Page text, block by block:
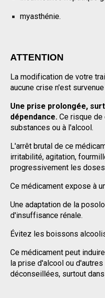
myasthénie.
ATTENTION
La modification de votre
aucune crise n'est
Une prise prolongée,
dépendance. Ce risque de
substances ou à l'alcool.
L'arrêt brutal de ce
irritabilité, agitation,
progressivement les
Ce médicament expose à
Une adaptation de la
d'insuffisance rénale.
Évitez les boissons
Ce médicament peut
la prise d'alcool ou
déconseillées, surtout